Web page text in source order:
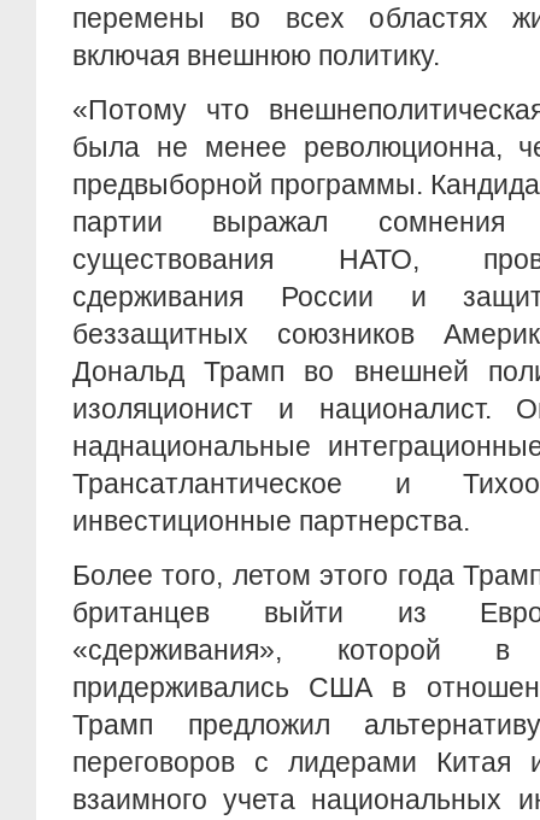
перемены во всех областях
включая внешнюю политику.
«Потому что
была не менее революционна,
предвыборной программы.
партии выражал сомнения
существования НАТО,
сдерживания России и
беззащитных союзников
Дональд Трамп во внешней
изоляционист и националист.
наднациональные
Трансатлантическое и
инвестиционные партнерства.
Более того, летом этого года
британцев выйти из
«сдерживания», которой
придерживались США в
Трамп предложил
переговоров с лидерами
взаимного учета национальных